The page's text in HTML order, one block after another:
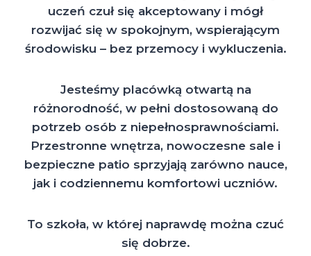
uczeń czuł się akceptowany i mógł
rozwijać się w spokojnym, wspierającym
środowisku – bez przemocy i wykluczenia.
Jesteśmy placówką otwartą na
różnorodność, w pełni dostosowaną do
potrzeb osób z niepełnosprawnościami.
Przestronne wnętrza, nowoczesne sale i
bezpieczne patio sprzyjają zarówno nauce,
jak i codziennemu komfortowi uczniów.
To szkoła, w której naprawdę można czuć
się dobrze.